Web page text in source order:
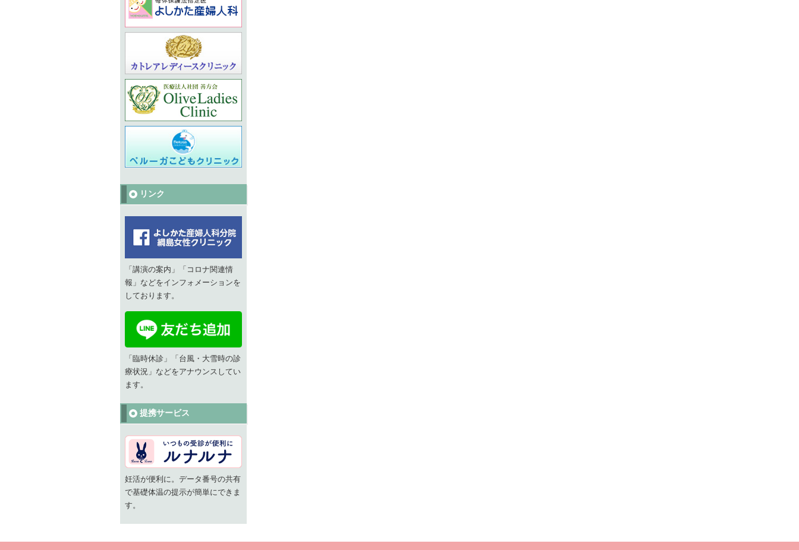
リンク
「講演の案内」「コロナ関連情
報」などをインフォメーションを
しております。
「臨時休診」「台風・大雪時の診
療状況」などをアナウンスしてい
ます。
提携サービス
妊活が便利に。データ番号の共有
で基礎体温の提示が簡単にできま
す。